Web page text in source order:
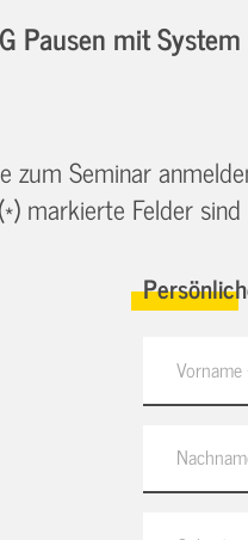
Pausen mit System
zum Seminar
markierte Felder